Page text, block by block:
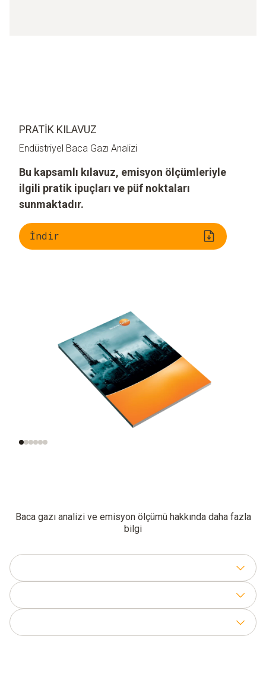
PRATIK KILAVUZ
Endüstriyel Baca Gazı Analizi
Bu kapsamlı kılavuz, emisyon ölçümleriyle
ilgili pratik ipuçları ve püf noktaları
sunmaktadır.
İndir
Yanma prosesi
Endüstriyel baca
gazları için gaz
analizi
Baca gazı analizi ve emisyon ölçümü hakkında daha fazla
bilgi